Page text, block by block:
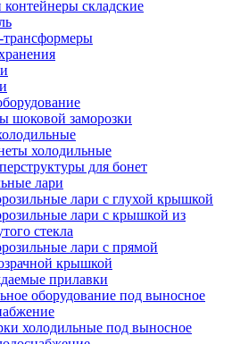
складские
шоковой заморозки
холодильные
для бонет
лари
лари с глухой крышкой
лари с крышкой из
стекла
лари с прямой
крышкой
прилавки
оборудование под выносное
холодильные под выносное